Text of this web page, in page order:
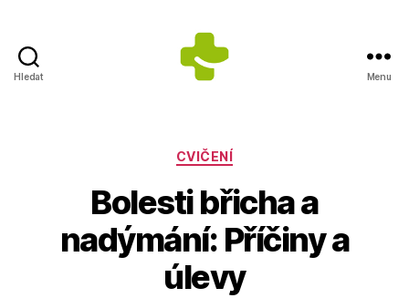
Hledat
s.r.o.
-
Výrobce
doplňků
stravy
Menu
Rubriky
CVIČENÍ
Bolesti břicha a
nadýmání: Příčiny a
úlevy